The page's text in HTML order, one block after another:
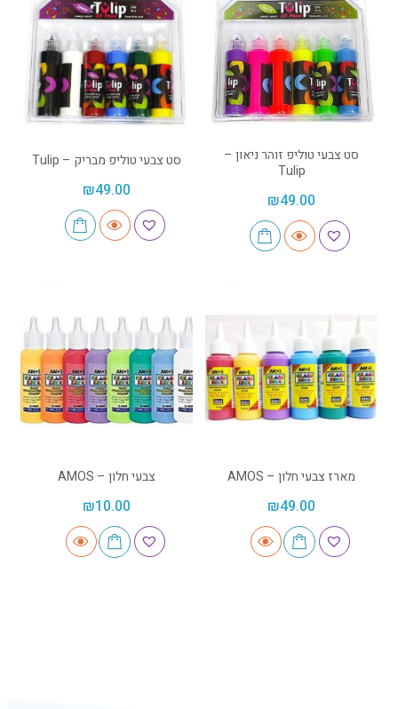
סט צבעי טוליפ זוהר ניאון –
Tulip
₪49.00
סט צבעי טוליפ מבריק – Tulip
₪49.00
מארז צבעי חלון – AMOS
₪49.00
צבעי חלון – AMOS
₪10.00